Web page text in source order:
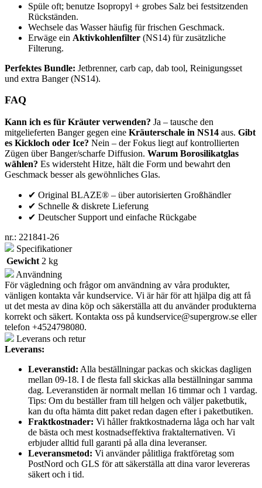
Spüle oft; benutze Isopropyl + grobes Salz bei festsitzenden
Rückständen.
Wechsele das Wasser häufig für frischen Geschmack.
Erwäge ein Aktivkohlenfilter (NS14) für zusätzliche
Filterung.
Perfektes Bundle: Jetbrenner, carb cap, dab tool, Reinigungsset
und extra Banger (NS14).
FAQ
Kann ich es für Kräuter verwenden? Ja – tausche den
mitgelieferten Banger gegen eine Kräuterschale in NS14 aus. Gibt
es Kickloch oder Ice? Nein – der Fokus liegt auf kontrollierten
Zügen über Banger/scharfe Diffusion. Warum Borosilikatglas
wählen? Es widersteht Hitze, hält die Form und bewahrt den
Geschmack besser als gewöhnliches Glas.
✔ Original BLAZE® – über autorisierten Großhändler
✔ Schnelle & diskrete Lieferung
✔ Deutscher Support und einfache Rückgabe
nr.: 221841-26
Specifikationer
Gewicht 2 kg
Användning
För vägledning och frågor om användning av våra produkter,
vänligen kontakta vår kundservice. Vi är här för att hjälpa dig att få
ut det mesta av dina köp och säkerställa att du använder produkterna
korrekt och säkert. Kontakta oss på kundservice@supergrow.se eller
telefon +4524798080.
Leverans och retur
Leverans:
Leveranstid: Alla beställningar packas och skickas dagligen
mellan 09-18. I de flesta fall skickas alla beställningar samma
dag. Leveranstiden är normalt mellan 16 timmar och 1 vardag.
Tips: Om du beställer fram till helgen och väljer paketbutik,
kan du ofta hämta ditt paket redan dagen efter i paketbutiken.
Fraktkostnader: Vi håller fraktkostnaderna låga och har valt
de bästa och mest kostnadseffektiva fraktalternativen. Vi
erbjuder alltid full garanti på alla dina leveranser.
Leveransmetod: Vi använder pålitliga fraktföretag som
PostNord och GLS för att säkerställa att dina varor levereras
säkert och i tid.